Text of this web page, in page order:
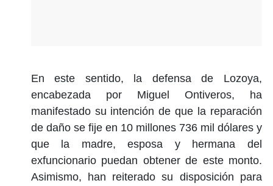
En este sentido, la defensa de Lozoya,
encabezada por Miguel Ontiveros, ha
manifestado su intención de que la reparación
de daño se fije en 10 millones 736 mil dólares y
que la madre, esposa y hermana del
exfuncionario puedan obtener de este monto.
Asimismo, han reiterado su disposición para